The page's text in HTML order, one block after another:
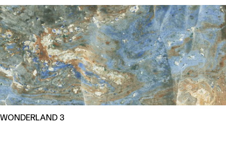
WONDERLAND 3